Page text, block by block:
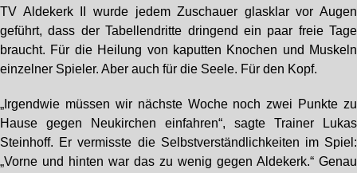
TV Aldekerk II wurde jedem Zuschauer glasklar vor Augen
geführt, dass der Tabellendritte dringend ein paar freie Tage
braucht. Für die Heilung von kaputten Knochen und Muskeln
einzelner Spieler. Aber auch für die Seele. Für den Kopf.
„Irgendwie müssen wir nächste Woche noch zwei Punkte zu
Hause gegen Neukirchen einfahren“, sagte Trainer Lukas
Steinhoff. Er vermisste die Selbstverständlichkeiten im Spiel:
„Vorne und hinten war das zu wenig gegen Aldekerk.“ Genau